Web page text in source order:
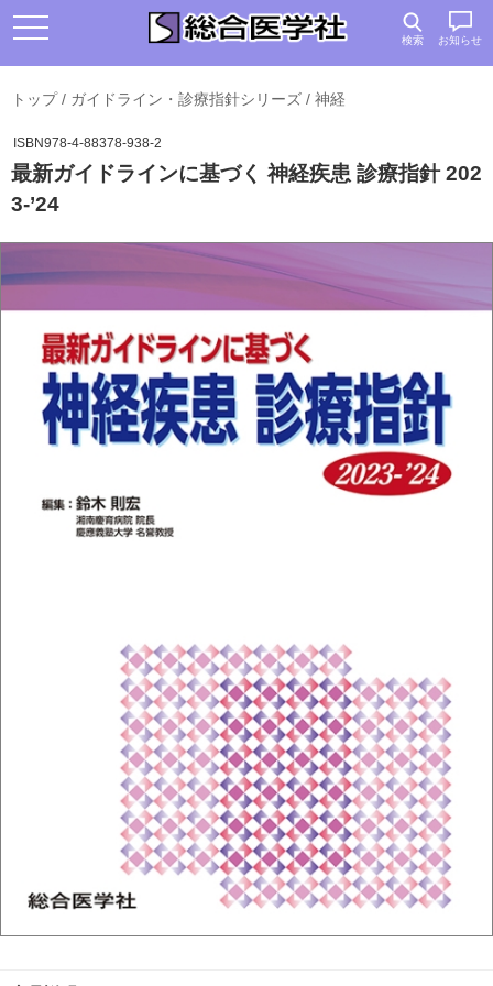
検索 お知らせ
トップ/ ガイドライン・診療指針シリーズ / 神経
ISBN978-4-88378-938-2
最新ガイドラインに基づく 神経疾患 診療指針 202
3-’24